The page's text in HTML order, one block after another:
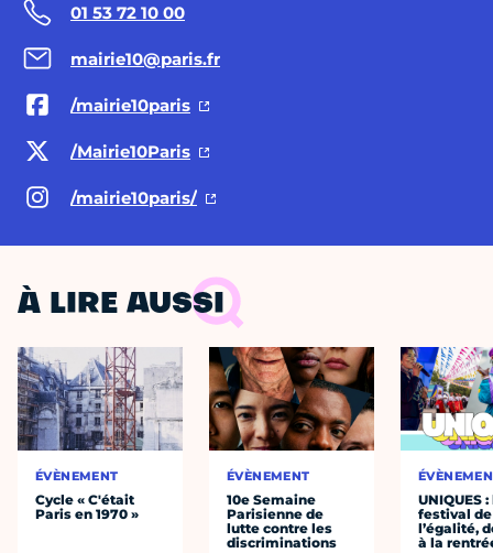
01 53 72 10 00
mairie10@paris.fr
/mairie10paris
/Mairie10Paris
/mairie10paris/
À LIRE AUSSI
ÉVÈNEMENT
Cycle « C'était
Paris en 1970 »
ÉVÈNEMENT
10e Semaine
Parisienne de
lutte contre les
discriminations
UNIQUES :
festival de
l’égalité,
à la